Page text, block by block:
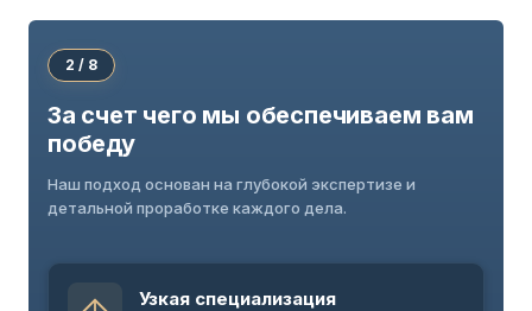
2 / 8
За счет чего мы обеспечиваем вам
победу
Наш подход основан на глубокой экспертизе и
детальной проработке каждого дела.
Узкая специализация